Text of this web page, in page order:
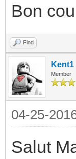
Bon
Find
Kent1
Member
04-25-
Salut